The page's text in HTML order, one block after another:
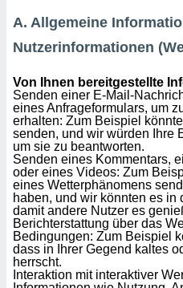
dem Sie
dies zu
Sie Ihre
jederzeit
der
indem
" oder
A. Allgemeine
Nutzerinformationen
Von Ihnen bereitgestellte
Senden einer E-Mail-
eines Anfrageformulars, um
erhalten: Zum Beispiel
senden, und wir würden Ihre
um sie zu beantworten.
Senden eines Kommentars,
oder eines Videos: Zum
eines Wetterphänomens
haben, und wir könnten es in
damit andere Nutzer es
Berichterstattung über das
Bedingungen: Zum Beispiel
dass in Ihrer Gegend kaltes
herrscht.
Interaktion mit interaktiver